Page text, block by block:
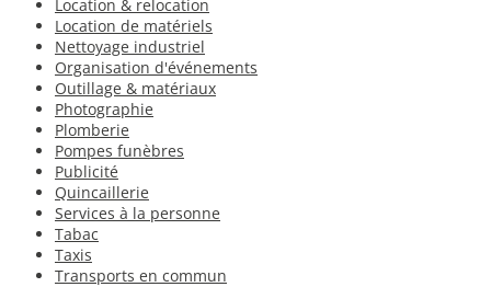
Location & relocation
Location de matériels
Nettoyage industriel
Organisation d'événements
Outillage & matériaux
Photographie
Plomberie
Pompes funèbres
Publicité
Quincaillerie
Services à la personne
Tabac
Taxis
Transports en commun